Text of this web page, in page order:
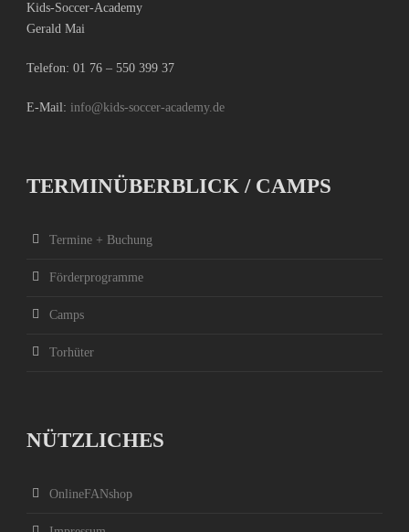
Kids-Soccer-Academy
Gerald Mai
Telefon: 01 76 – 550 399 37
E-Mail: info@kids-soccer-academy.de
TERMINÜBERBLICK / CAMPS
Termine + Buchung
Förderprogramme
Camps
Torhüter
NÜTZLICHES
OnlineFANshop